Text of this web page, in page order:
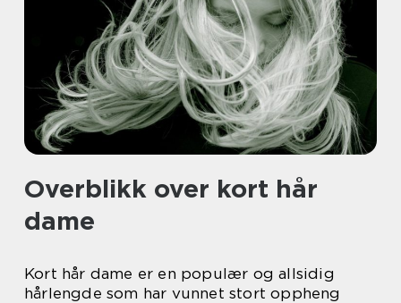
Overblikk over kort hår
dame
Kort hår dame er en populær og allsidig
hårlengde som har vunnet stort oppheng